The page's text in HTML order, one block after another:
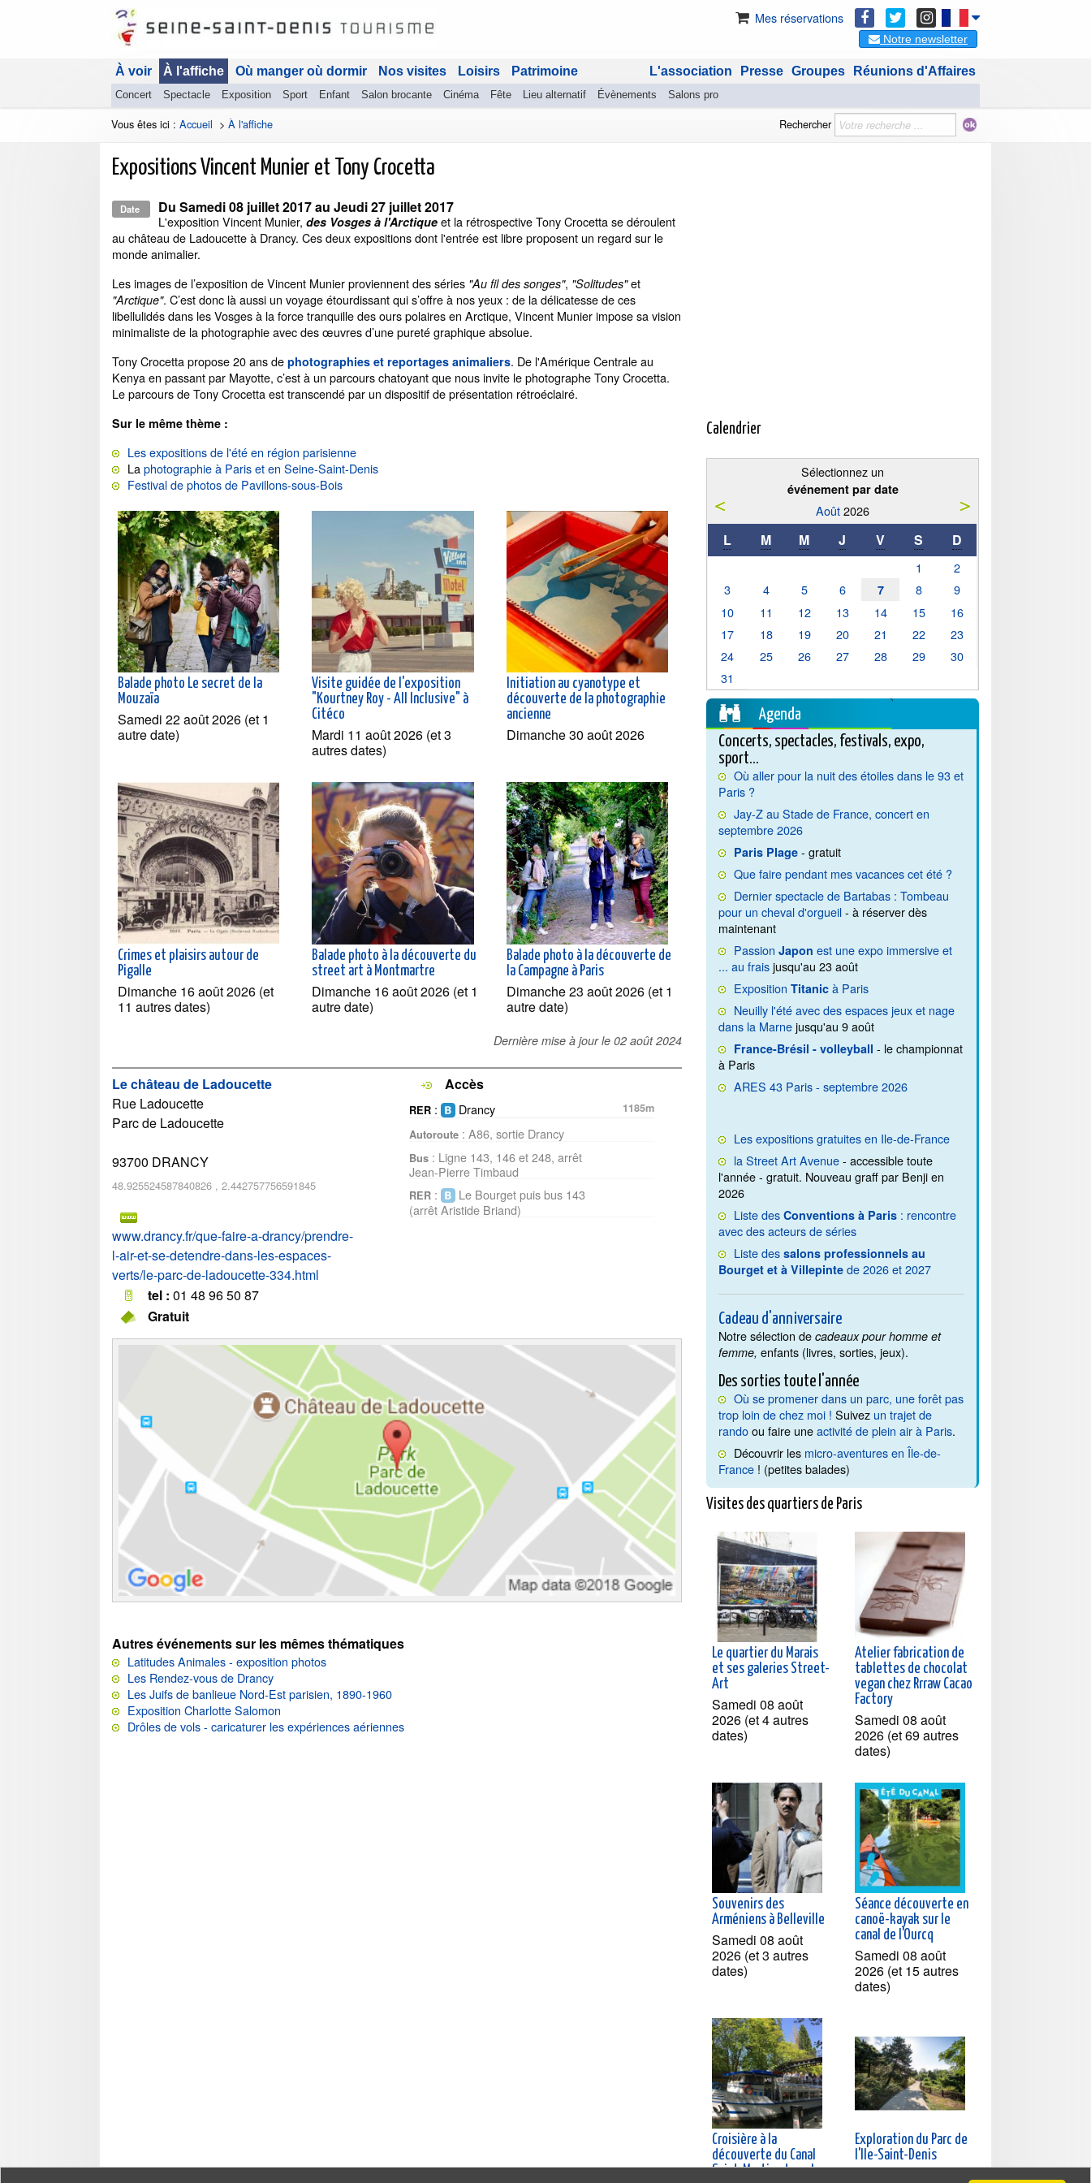
Mes réservations
Notre newsletter
À voir À l'affiche
Concert Spectacle Exposition Sport Enfant Salon brocante Cinéma Fête Lieu alternatif Évènements Salons pro
Où manger où dormir Nos visites Loisirs Patrimoine Réunions d'Affaires
Groupes
Presse
L'association
Vous êtes ici : Accueil > À l'affiche Rechercher
Expositions Vincent Munier et Tony Crocetta
Date Du Samedi 08 juillet 2017au Jeudi 27 juillet 2017
L'exposition Vincent Munier, des Vosges à l'Arctique et la rétrospective Tony Crocetta se déroulent
au château de Ladoucette à Drancy. Ces deux expositions dont l'entrée est libre proposent un regard sur le
monde animalier.
Les images de l’exposition de Vincent Munier proviennent des séries "Au fil des songes", "Solitudes"et
"Arctique". C’est donc là aussi un voyage étourdissant qui s’offre à nos yeux : de la délicatesse de ces
libellulidés dans les Vosges à la force tranquille des ours polaires en Arctique, Vincent Munier impose sa vision
minimaliste de la photographie avec des œuvres d’une pureté graphique absolue.
Tony Crocetta propose 20 ans de photographies et reportages animaliers. De l'Amérique Centrale au
Kenya en passant par Mayotte, c’est à un parcours chatoyant que nous invite le photographe Tony Crocetta.
Le parcours de Tony Crocetta est transcendé par un dispositif de présentation rétroéclairé.
Sur le même thème :
Les expositions de l'été en région parisienne
Laphotographie à Paris et en Seine-Saint-Denis
Festival de photos de Pavillons-sous-Bois
Balade photo Le secret de la
Mouzaïa
Samedi 22 août 2026 (et 1
autre date)
Visite guidée de l'exposition
"Kourtney Roy - All Inclusive" à
Citéco
Mardi 11 août 2026 (et 3
autres dates)
Initiation au cyanotype et
découverte de la photographie
ancienne
Dimanche 30 août 2026
Crimes et plaisirs autour de
Pigalle
Dimanche 16 août 2026 (et
11 autres dates)
Balade photo à la découverte du
street art à Montmartre
Dimanche 16 août 2026 (et 1
autre date)
Balade photo à la découverte de
la Campagne à Paris
Dimanche 23 août 2026 (et 1
autre date)
Dernière mise à jour le 02 août 2024
Le château de Ladoucette
Rue Ladoucette
Parc de Ladoucette
93700 DRANCY
48.925524587840826 , 2.442757756591845
www.drancy.fr/que-faire-a-drancy/prendre-
l-air-et-se-detendre-dans-les-espaces-
verts/le-parc-de-ladoucette-334.html
tel : 01 48 96 50 87
Accès
RER : Drancy
1185m
Autoroute : A86, sortie Drancy
Bus : Ligne 143, 146 et 248, arrêt
Jean-Pierre Timbaud
RER :
Le Bourget puis bus 143
(arrêt Aristide Briand)
Gratuit
Autres événements sur les mêmes thématiques
Latitudes Animales - exposition photos
Les Rendez-vous de Drancy
Les Juifs de banlieue Nord-Est parisien, 1890-1960
Exposition Charlotte Salomon
Drôles de vols - caricaturer les expériences aériennes
Calendrier
Sélectionnez un
événement par date
Août2026
L M M J V S D
1
2
3
4 5 6 7 8
9
10
11 12 13 14 15
16
17
18 19 20 21 22
23
24
25 26 27 28 29
30
31
Agenda
Concerts, spectacles, festivals, expo,
sport...
Où aller pour la nuit des étoiles dans le 93 et
Paris ?
Jay-Z au Stade de France, concert en
septembre 2026
Paris Plage - gratuit
Que faire pendant mes vacances cet été ?
Dernier spectacle de Bartabas : Tombeau
pour un cheval d'orgueil- à réserver dès
maintenant
PassionJapon est une expo immersive et
... au fraisjusqu'au 23 août
ExpositionTitanic à Paris
Neuilly l'été avec des espaces jeux et nage
dans la Marnejusqu'au 9 août
France-Brésil - volleyball - le championnat
à Paris
ARES 43 Paris - septembre 2026
Les expositions gratuites en Ile-de-France
la Street Art Avenue- accessible toute
l'année - gratuit. Nouveau graff par Benji en
2026
Liste desConventions à Paris : rencontre
avec des acteurs de séries
Liste dessalons professionnels au
Bourget et à Villepinte de 2026 et 2027
Cadeau d'anniversaire
Notre sélection decadeaux pour homme et
femme, enfants (livres, sorties, jeux).
Des sorties toute l'année
Où se promener dans un parc, une forêt pas
trop loin de chez moi ! Suivez un trajet de
randoou faire uneactivité de plein air à Paris.
Découvrir les micro-aventures en Île-de-
France ! (petites balades)
Visites des quartiers de Paris
Le quartier du Marais
et ses galeries Street-
Art
Samedi 08 août
2026 (et 4 autres
dates)
Atelier fabrication de
tablettes de chocolat
vegan chez Rrraw Cacao
Factory
Samedi 08 août
2026 (et 69 autres
dates)
Souvenirs des
Arméniens à Belleville
Samedi 08 août
2026 (et 3 autres
dates)
Séance découverte en
canoë-kayak sur le
canal de l'Ourcq
Samedi 08 août
2026 (et 15 autres
dates)
Croisière à la
découverte du Canal
Saint-Martin et sur la
Exploration du Parc de
l'Ile-Saint-Denis